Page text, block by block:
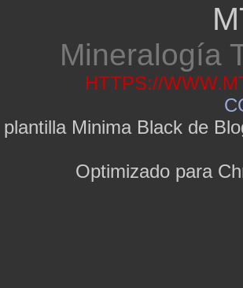
Mineralogía
HTTPS://
Minima Black de
Optimizado para